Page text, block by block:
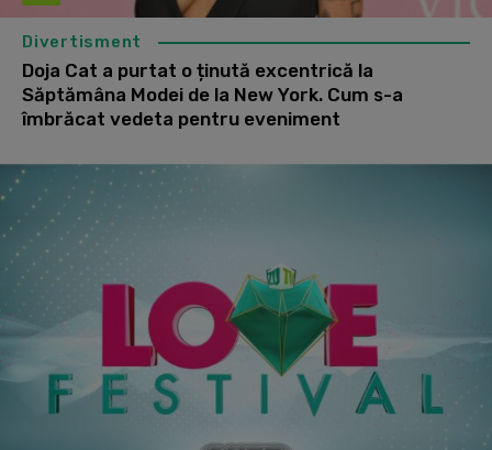
Divertisment
Doja Cat a purtat o ținută excentrică la
Săptămâna Modei de la New York. Cum s-a
îmbrăcat vedeta pentru eveniment